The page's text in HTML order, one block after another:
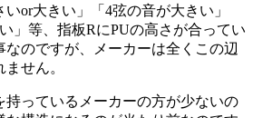
いor大きい」「4弦の音が大きい」
」等、指板RにPUの高さが合ってい
なのですが、メーカーは全くこの辺
せん。
持っているメーカーの方が少ないの